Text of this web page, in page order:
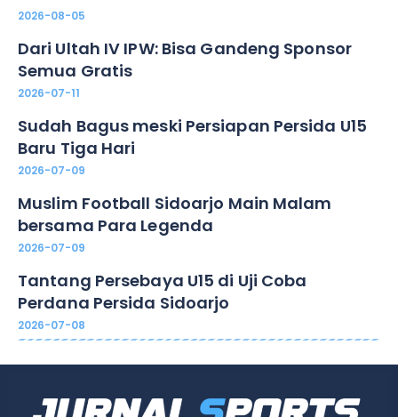
2026-08-05
Dari Ultah IV IPW: Bisa Gandeng Sponsor
Semua Gratis
2026-07-11
Sudah Bagus meski Persiapan Persida U15
Baru Tiga Hari
2026-07-09
Muslim Football Sidoarjo Main Malam
bersama Para Legenda
2026-07-09
Tantang Persebaya U15 di Uji Coba
Perdana Persida Sidoarjo
2026-07-08